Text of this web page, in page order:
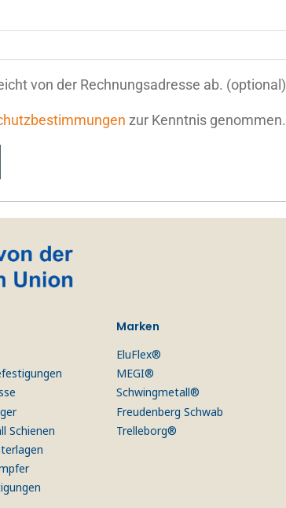
von der Rechnungsadresse ab. (optional)
zur Kenntnis genommen.
Schienen
Marken
EluFlex®
MEGI®
Schwingmetall®
Freudenberg Schwab
Trelleborg®